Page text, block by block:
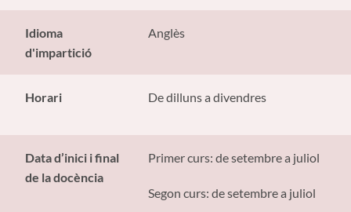
Idioma
d'impartició
Anglès
Horari De dilluns a divendres
Data d’inici i final
de la docència
Primer curs: de setembre a juliol
Segon curs: de setembre a juliol